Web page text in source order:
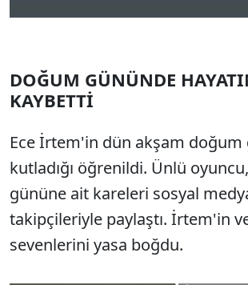
DOĞUM GÜNÜNDE
KAYBETTİ
Ece İrtem'in dün akşam doğum
kutladığı öğrenildi. Ünlü
gününe ait kareleri sosyal
takipçileriyle paylaştı. İrtem'in
sevenlerini yasa boğdu.